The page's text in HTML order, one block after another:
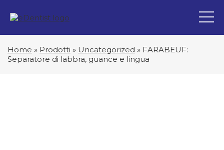
Home » Prodotti » Uncategorized » FARABEUF:
Separatore di labbra, guance e lingua